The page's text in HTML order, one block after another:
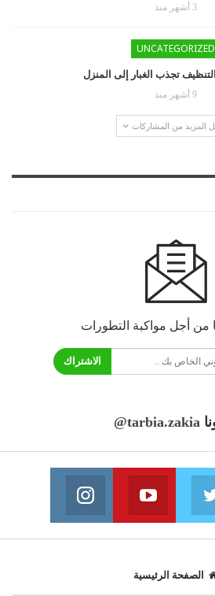
3 أشهر منذ
UNCATEGORIZED
9 أشهر منذ
المزيد من المشاركات
من أجل مواكبة التطورات
الاشتراك
@tarbia.zakia
انضم الينا
يوتيوب
انضم الينا
الصفحة الرئيسية